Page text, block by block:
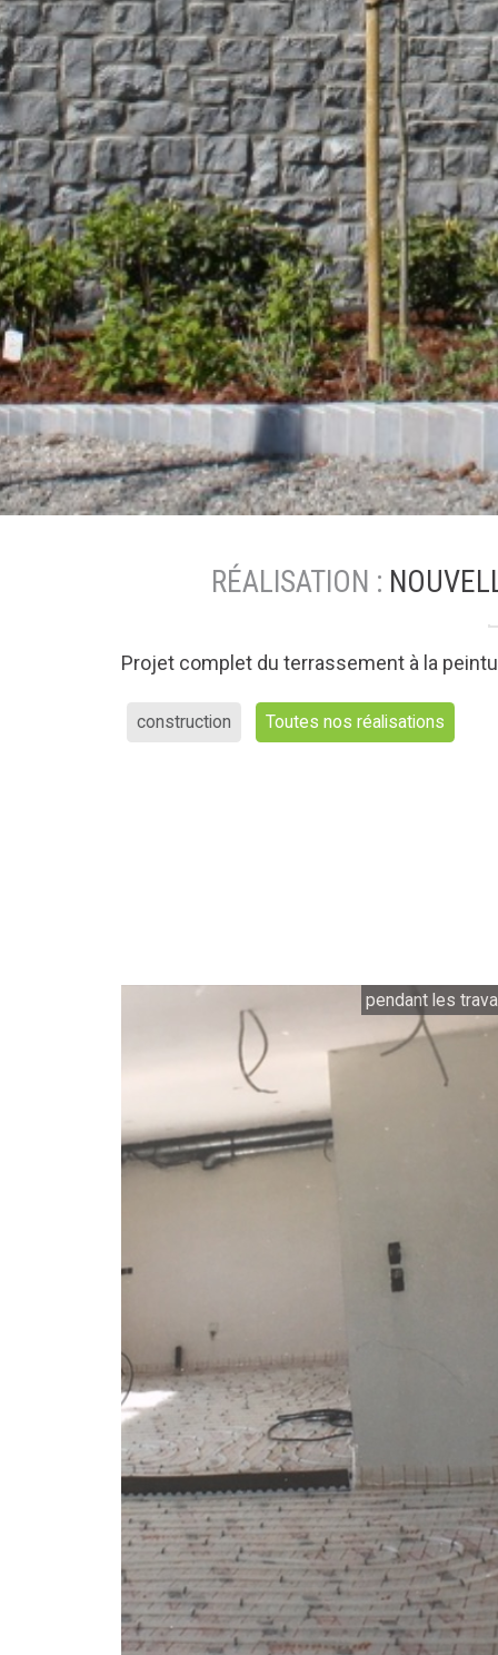
RÉALISATION :
Projet complet du terrassement à la
construction Toutes nos réalisations
pendant les